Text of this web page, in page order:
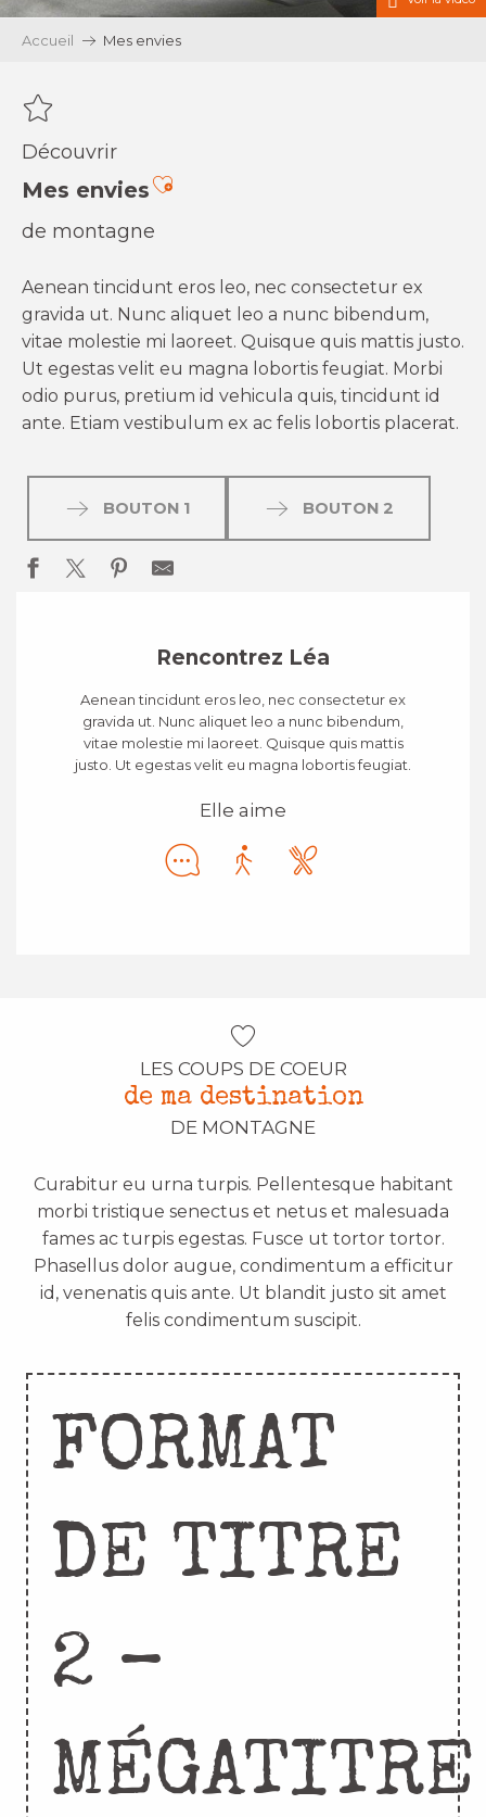
Accueil Mes envies
Découvrir
Mes enviesAjouter aux favoris
de montagne
Aenean tincidunt eros leo, nec consectetur ex
gravida ut. Nunc aliquet leo a nunc bibendum,
vitae molestie mi laoreet. Quisque quis mattis justo.
Ut egestas velit eu magna lobortis feugiat. Morbi
odio purus, pretium id vehicula quis, tincidunt id
ante. Etiam vestibulum ex ac felis lobortis placerat.
BOUTON 1 BOUTON 2
Rencontrez Léa
Aenean tincidunt eros leo, nec consectetur ex
gravida ut. Nunc aliquet leo a nunc bibendum,
vitae molestie mi laoreet. Quisque quis mattis
justo. Ut egestas velit eu magna lobortis feugiat.
Elle aime
LES COUPS DE COEUR
de ma destination
DE MONTAGNE
Curabitur eu urna turpis. Pellentesque habitant
morbi tristique senectus et netus et malesuada
fames ac turpis egestas. Fusce ut tortor tortor.
Phasellus dolor augue, condimentum a efficitur
id, venenatis quis ante. Ut blandit justo sit amet
felis condimentum suscipit.
FORMAT
DE TITRE
2 –
MÉGATITRE